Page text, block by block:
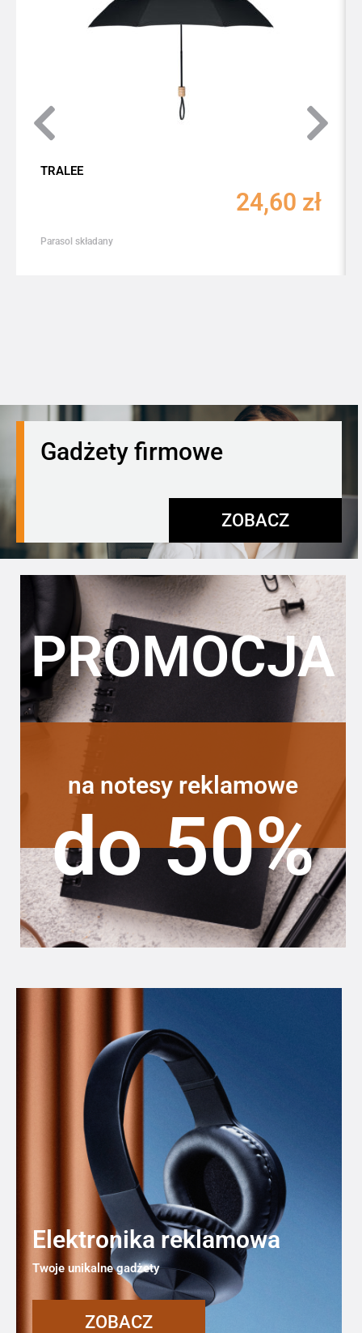
TRALEE
24,60 zł
Parasol składany
Gadżety firmowe
ZOBACZ
PROMOCJA
na notesy reklamowe
do 50%
Elektronika reklamowa
Twoje unikalne gadżety
ZOBACZ